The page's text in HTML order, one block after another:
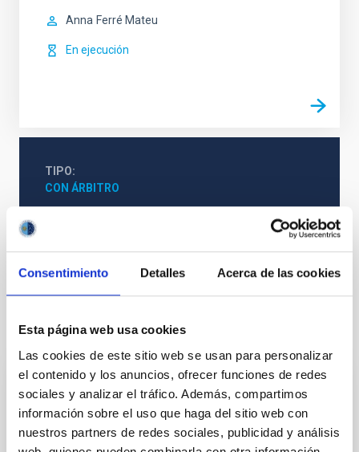
Consentimiento Detalles Acerca de las cookies
Esta página web usa cookies
Las cookies de este sitio web se usan para personalizar
el contenido y los anuncios, ofrecer funciones de redes
sociales y analizar el tráfico. Además, compartimos
información sobre el uso que haga del sitio web con
nuestros partners de redes sociales, publicidad y análisis
Anna Ferré Mateu
En ejecución
TIPO
CON ÁRBITRO
Te puede interesar
CON ÁRBITRO
Accurate Inner Stellar Density Slopes from
Projected Surface Densities in Galaxies